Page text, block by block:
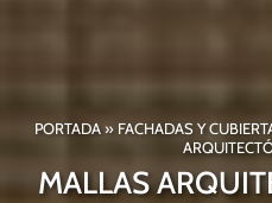
PORTADA» FACHADAS Y
MALLAS